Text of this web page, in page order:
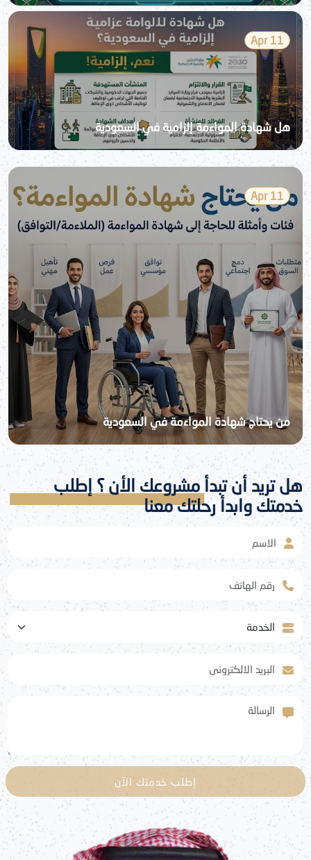
11 Apr
هل شهادة المواءمة إلزامية في السعودية
11 Apr
من يحتاج شهادة المواءمة في السعودية
هل تريد أن تبدأ مشروعك الأن ؟ إطلب
خدمتك وابدأ رحلتك معنا
الاسم
الخدمة
البريد الالكتروني
الرسالة
إطلب خدمتك الآن